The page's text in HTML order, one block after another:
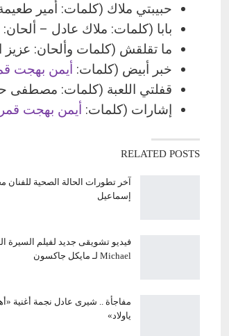
حبيبتي ملاك (كلمات: أمير
بابا (كلمات: ملاك عادل –
ما تقلقش (كلمات وألحان: عزيز
خبر أبيض (كلمات: أيمن بهجت
قفلتي اللعبة (كلمات: مصطفى
إشارات (كلمات: أيمن بهجت قمر
RELATED POSTS
آخر تطورات الحالة الصحية للفنان
إسماعيل
فيديو تشويقى جديد لفيلم السيرة
Michael لـ مايكل جاكسون
مفاجأة .. شيرى عادل نجمة أغنية
ياولاد»